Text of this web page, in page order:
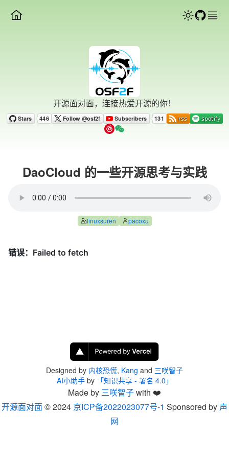
开源面对面，连接热爱开源的你！
DaoCloud 的一些开源思考与实践
linuxsuren pacoxu
Designed by 内核恐慌, Kang and 三咲智子
AI小助手by 「知识共享 - 署名 4.0」
Made by 三咲智子with ❤️
开源面对面© 2024 京ICP备2022023077号-1 Sponsored by 声
网